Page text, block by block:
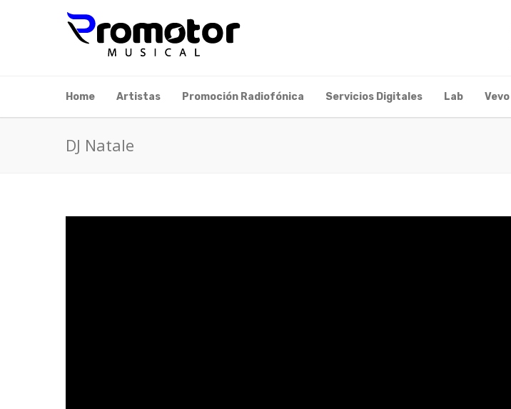
Home Artistas Promoción Radiofónica Servicios Digitales Lab Vevo
DJ Natale